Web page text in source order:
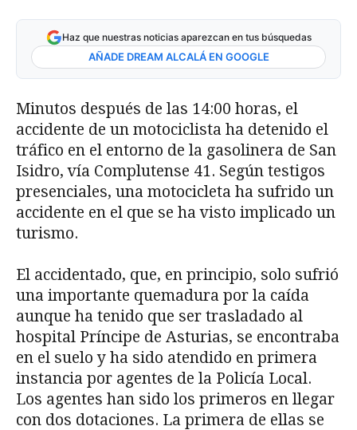
Haz que nuestras noticias aparezcan en tus búsquedas
AÑADE DREAM ALCALÁ EN GOOGLE
Minutos después de las 14:00 horas, el
accidente de un motociclista ha detenido el
tráfico en el entorno de la gasolinera de San
Isidro, vía Complutense 41. Según testigos
presenciales, una motocicleta ha sufrido un
accidente en el que se ha visto implicado un
turismo.
El accidentado, que, en principio, solo sufrió
una importante quemadura por la caída
aunque ha tenido que ser trasladado al
hospital Príncipe de Asturias, se encontraba
en el suelo y ha sido atendido en primera
instancia por agentes de la Policía Local.
Los agentes han sido los primeros en llegar
con dos dotaciones. La primera de ellas se